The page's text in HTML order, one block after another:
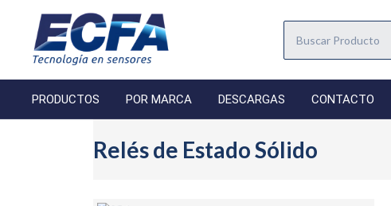
PRODUCTOS POR MARCA DESCARGAS CONTACTO
Relés de Estado Sólido